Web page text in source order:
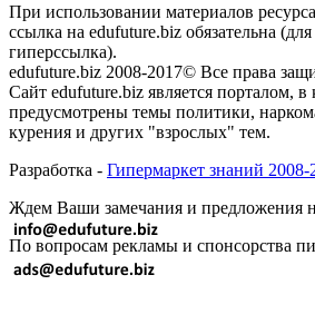
При использовании материалов ресурса
ссылка на edufuture.biz обязательна
гиперссылка).
edufuture.biz 2008-2017© Все права
Сайт edufuture.biz является порталом, в
предусмотрены темы политики,
курения и других "взрослых" тем.
Разработка - Гипермаркет знаний 2008-
Ждем Ваши замечания и предложения
По вопросам рекламы и спонсорства